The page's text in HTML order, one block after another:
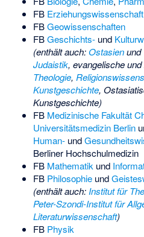
FB Erziehungswissenschaft
FBGeowissenschaften
FBGeschichts-und
(enthält auch:Ostasienund
Judaistik, evangelische
Theologie,
Kunstgeschichte,
Kunstgeschichte)
FB Medizinische Fakultät
Universitätsmedizin Berlin
Human-und
Berliner Hochschulmedizin
FB Mathematik und
FB Philosophieund
(enthält auch: Institut für
Peter-Szondi-Institut für
Literaturwissenschaft)
FB Physik